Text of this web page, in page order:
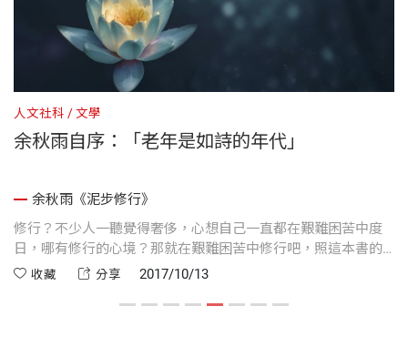
人文社科 文學
余秋雨自序：「老年是如詩的年代」
余秋雨《泥步修行》
修行？不少人一聽覺得奢侈，心想自己一直都在艱難困苦中度
日，哪有修行的心境？那就在艱難困苦中修行吧，照這本書的
說法，叫做「泥步修行」。
收藏 分享 2017/10/13